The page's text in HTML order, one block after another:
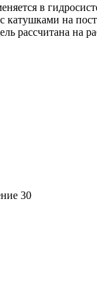
в
на
рассчитана на
30